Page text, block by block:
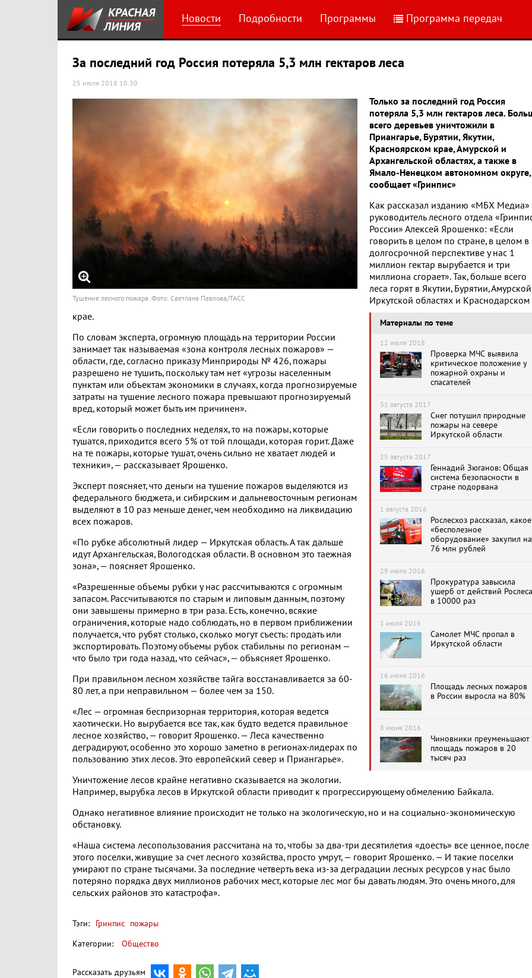
Новости Подробности Программы Программа передач
За последний год Россия потеряла 5,3 млн гектаров леса
25 июля 2018 10:30
Тушение лесного пожара. Фото: Светлана Павлова/ТАСС
Только за последний год Россия
потеряла 5,3 млн гектаров леса.
всего деревьев уничтожили в
Приангарье, Бурятии, Якутии,
Красноярском крае, Амурской и
Архангельской областях, а также в
Ямало-Ненецком автономном округе,
сообщает «Гринпис»
Материалы по теме
12 июля 2018
Проверка МЧС выявила
критическое положение у
пожарной охраны и
спасателей
31 августа 2017
Снег потушил природные
пожары на севере
Иркутской области
25 августа 2017
Геннадий Зюганов: Общая
система безопасности в
стране подорвана
1 августа 2016
Рослесхоз рассказал, какое
«бесполезное
оборудование» закупил на
76 млн рублей
29 июля 2016
Прокуратура завысила
ушерб от действий Рослеса
в 10000 раз
1 июля 2016
Самолет МЧС пропал в
Иркутской области
16 июня 2016
Площадь лесных пожаров
в России выросла на 80%
8 июня 2016
Чиновники преуменьшают
площадь пожаров в 20
тысяч раз
Как рассказал изданию «МБХ Медиа»
руководитель лесного отдела
России» Алексей Ярошенко: «Если
говорить в целом по стране, в целом в
долгосрочной перспективе у нас 1
миллион гектар вырубается и три
миллиона сгорает». Так, больше всего
леса горят в Якутии, Бурятии, Амурской,
Иркутской областях и Краснодарском
крае.
По словам эксперта, огромную площадь на территории России
занимает так называемая «зона контроля лесных пожаров» —
области, где, согласно приказу Минприроды № 426, пожары
разрешено не тушить, поскольку там нет «угрозы населенным
пунктам или объектам экономики в случаях, когда прогнозируемые
затраты на тушение лесного пожара превышают прогнозируемый
вред, который может быть им причинен».
«Если говорить о последних неделях, то на пожары, которые
тушатся, приходится всего 5% от той площади, которая горит. Даже
на те пожары, которые тушат, очень сильно не хватает людей и
техники», — рассказывает Ярошенко.
Эксперт поясняет, что деньги на тушение пожаров выделяются из
федерального бюджета, и сибирским и дальневосточным регионам
выделяют в 10 раз меньше денег, чем необходимо на ликвидацию
всех пожаров.
«По рубке абсолютный лидер — Иркутская область. А так дальше
идут Архангельская, Вологодская области. В основном это таежная
зона», — поясняет Ярошенко.
«Разрешенные объемы рубки у нас рассчитываются с огромным
запасом. Рассчитываются по старым и липовым данным, поэтому
они завышены примерно в три раза. Есть, конечно, всякие
ограничения, которые надо соблюдать, но в первом приближении
получается, что рубят столько, сколько могут съесть: продать или
экспортировать. Поэтому объемы рубок стабильны по регионам —
что было три года назад, что сейчас», — объясняет Ярошенко.
При правильном лесном хозяйстве тайга восстанавливается за 60-
80 лет, а при неправильном — более чем за 150.
«Лес — огромная беспризорная территория, которая ведется
хаотически. Но вырубается все так, как будто ведется правильное
лесное хозяйство, — говорит Ярошенко. — Леса качественно
деградируют, особенно это хорошо заметно в регионах-лидерах по
пользованию этих лесов. Это европейский север и Приангарье».
Уничтожение лесов крайне негативно сказывается на экологии.
Например, вырубка лесов в Иркутской области приводит к прогрессирующему обмелению Байкала.
Однако негативное влияние происходит не только на экологическую, но и на социально-экономическую
обстановку.
«Наша система лесопользования рассчитана на то, чтобы за два-три десятилетия «доесть» все ценное, после
этого поселки, живущие за счет лесного хозяйства, просто умрут, — говорит Ярошенко. — И такие поселки
умирают по стране тысячами. За последние четверть века из-за деградации лесных ресурсов у нас было
потеряно порядка двух миллионов рабочих мест, которые лес мог бы давать людям. Это очень много, для
сельских районов это катастрофа».
Тэги: Гринпис пожары
Категории:
Общество
Рассказать друзьям